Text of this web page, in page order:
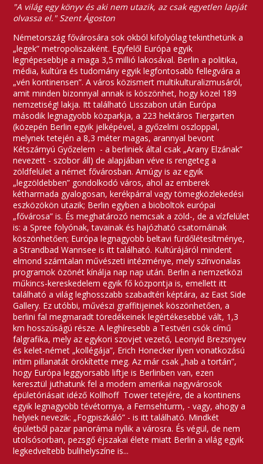
"A világ egy könyv és aki nem utazik, az csak egyetlen lapját
olvassa el." Szent Ágoston
Németország fővárosára sok okból kifolyólag tekinthetünk a
„legek” metropoliszaként. Egyfelől Európa egyik
legnépesebbje a maga 3,5 millió lakosával. Berlin a politika,
média, kultúra és tudomány egyik legfontosabb fellegvára a
„vén kontinensen”. A város közismert multikulturalizmusáról,
amit minden bizonnyal annak is köszönhet, hogy közel 189
nemzetiség! lakja. Itt található Lisszabon után Európa
második legnagyobb közparkja, a 223 hektáros Tiergarten
(közepén Berlin egyik jelképével, a győzelmi oszloppal,
melynek tetején a 8,3 méter magas, arannyal bevont
Kétszárnyú Győzelem - a berliniek által csak „Arany Elzának”
nevezett - szobor áll) de alapjában véve is rengeteg a
zöldfelület a német fővárosban. Amúgy is az egyik
„legzöldebben” gondolkodó város, ahol az emberek
kétharmada gyalogosan, kerékpárral vagy tömegközlekedési
eszközökön utazik; Berlin egyben a bioboltok európai
„fővárosa” is. És meghatározó nemcsak a zöld-, de a vízfelület
is: a Spree folyónak, tavainak és hajózható csatornáinak
köszönhetően; Európa legnagyobb beltavi fürdőlétesítménye,
a Strandbad Wannsee is itt található. Kultúrájáról mindent
elmond számtalan művészeti intézménye, mely színvonalas
programok özönét kínálja nap nap után. Berlin a nemzetközi
műkincs-kereskedelem egyik fő központja is, emellett itt
található a világ leghosszabb szabadtéri képtára, az East Side
Gallery. Ez utóbbi, művészi graffitijeinek köszönhetően, a
berlini fal megmaradt töredékeinek legértékesebbé vált, 1,3
km hosszúságú része. A leghíresebb a Testvéri csók című
falgrafika, mely az egykori szovjet vezető, Leonyid Brezsnyev
és kelet-német „kollégája”, Erich Honecker ilyen vonatkozású
intim pillanatát örökítette meg. Az már csak „hab a tortán”,
hogy Európa leggyorsabb liftje is Berlinben van, ezen
keresztül juthatunk fel a modern amerikai nagyvárosok
épületóriásait idéző Kollhoff Tower tetejére, de a kontinens
egyik legnagyobb tévétornya, a Fernsehturm, - vagy, ahogy a
helyiek nevezik: „Fogpiszkáló” - is itt található. Mindkét
épületből pazar panoráma nyílik a városra. És végül, de nem
utolsósorban, pezsgő éjszakai élete miatt Berlin a világ egyik
legkedveltebb bulihelyszíne is...